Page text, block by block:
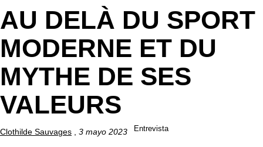
AU DELÀ DU SPORT
MODERNE ET DU
MYTHE DE SES
VALEURS
Clothilde Sauvages , 3 mayo 2023 Entrevista